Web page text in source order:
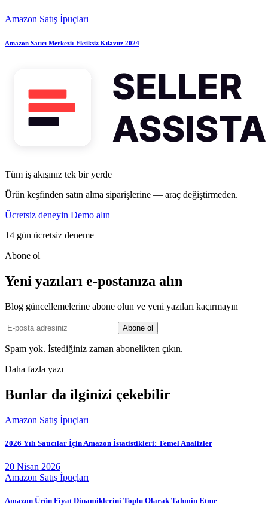
Amazon Satış İpuçları
Amazon Satıcı Merkezi: Eksiksiz Kılavuz 2024
Tüm iş akışınız tek bir yerde
Ürün keşfinden satın alma siparişlerine — araç değiştirmeden.
Ücretsiz deneyin Demo alın
14 gün ücretsiz deneme
Abone ol
Yeni yazıları e-postanıza alın
Blog güncellemelerine abone olun ve yeni yazıları kaçırmayın
Spam yok. İstediğiniz zaman abonelikten çıkın.
Daha fazla yazı
Bunlar da ilginizi çekebilir
Amazon Satış İpuçları
2026 Yılı Satıcılar İçin Amazon İstatistikleri: Temel Analizler
20 Nisan 2026
Amazon Satış İpuçları
Amazon Ürün Fiyat Dinamiklerini Toplu Olarak Tahmin Etme